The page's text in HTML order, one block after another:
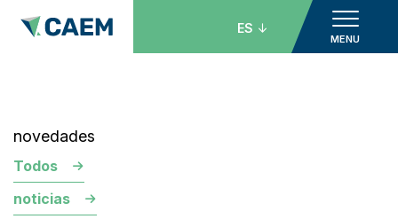
MENU
ES
novedades
Todos
noticias